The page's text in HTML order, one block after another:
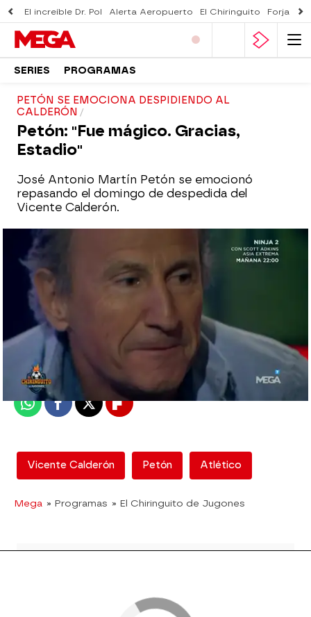
El increíble Dr. Pol Alerta Aeropuerto El Chiringuito Forjado
SERIES PROGRAMAS
PETÓN SE EMOCIONA DESPIDIENDO AL
CALDERÓN
Petón: "Fue mágico. Gracias,
Estadio"
José Antonio Martín Petón se emocionó
repasando el domingo de despedida del
Vicente Calderón.
mega
Madrid
Publicado:08 de junio de 2018, 16:54
WhatsappFacebook
X Flipboard
Vicente Calderón Petón Atlético
Mega » Programas » El Chiringuito de Jugones